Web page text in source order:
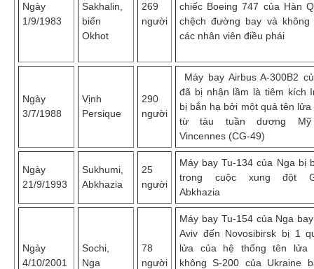
Ngày
1/9/1983
Sakhalin,
biển
Okhot
269
người
chiếc Boeing 747 của Hàn
chệch đường bay và
các nhân viên điều phái
Ngày
3/7/1988
Vịnh
Persique
290
người
Máy bay Airbus A-300B2
đã bị nhận lầm là tiêm kích
bị bắn hạ bởi một quả tên lửa
từ tàu tuần dương Mỹ
Vincennes (CG-49)
Ngày
21/9/1993
Sukhumi,
Abkhazia
25
người
Máy bay Tu-134 của Nga bị
trong cuộc xung đột
Abkhazia
Ngày
4/10/2001
Sochi,
Nga
78
người
Máy bay Tu-154 của Nga
Aviv đến Novosibirsk bị 1
lửa của hệ thống tên lửa
không S-200 của Ukraine